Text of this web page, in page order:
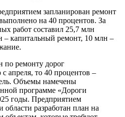
запланирован ремонт
на 40 процентов. За
работ составил 25,7 млн
– капитальный ремонт, 10 млн –
по ремонту дорог
апреля, то 40 процентов –
Объемы намечены
программе «Дороги
годы. Предприятием
области разработан план на